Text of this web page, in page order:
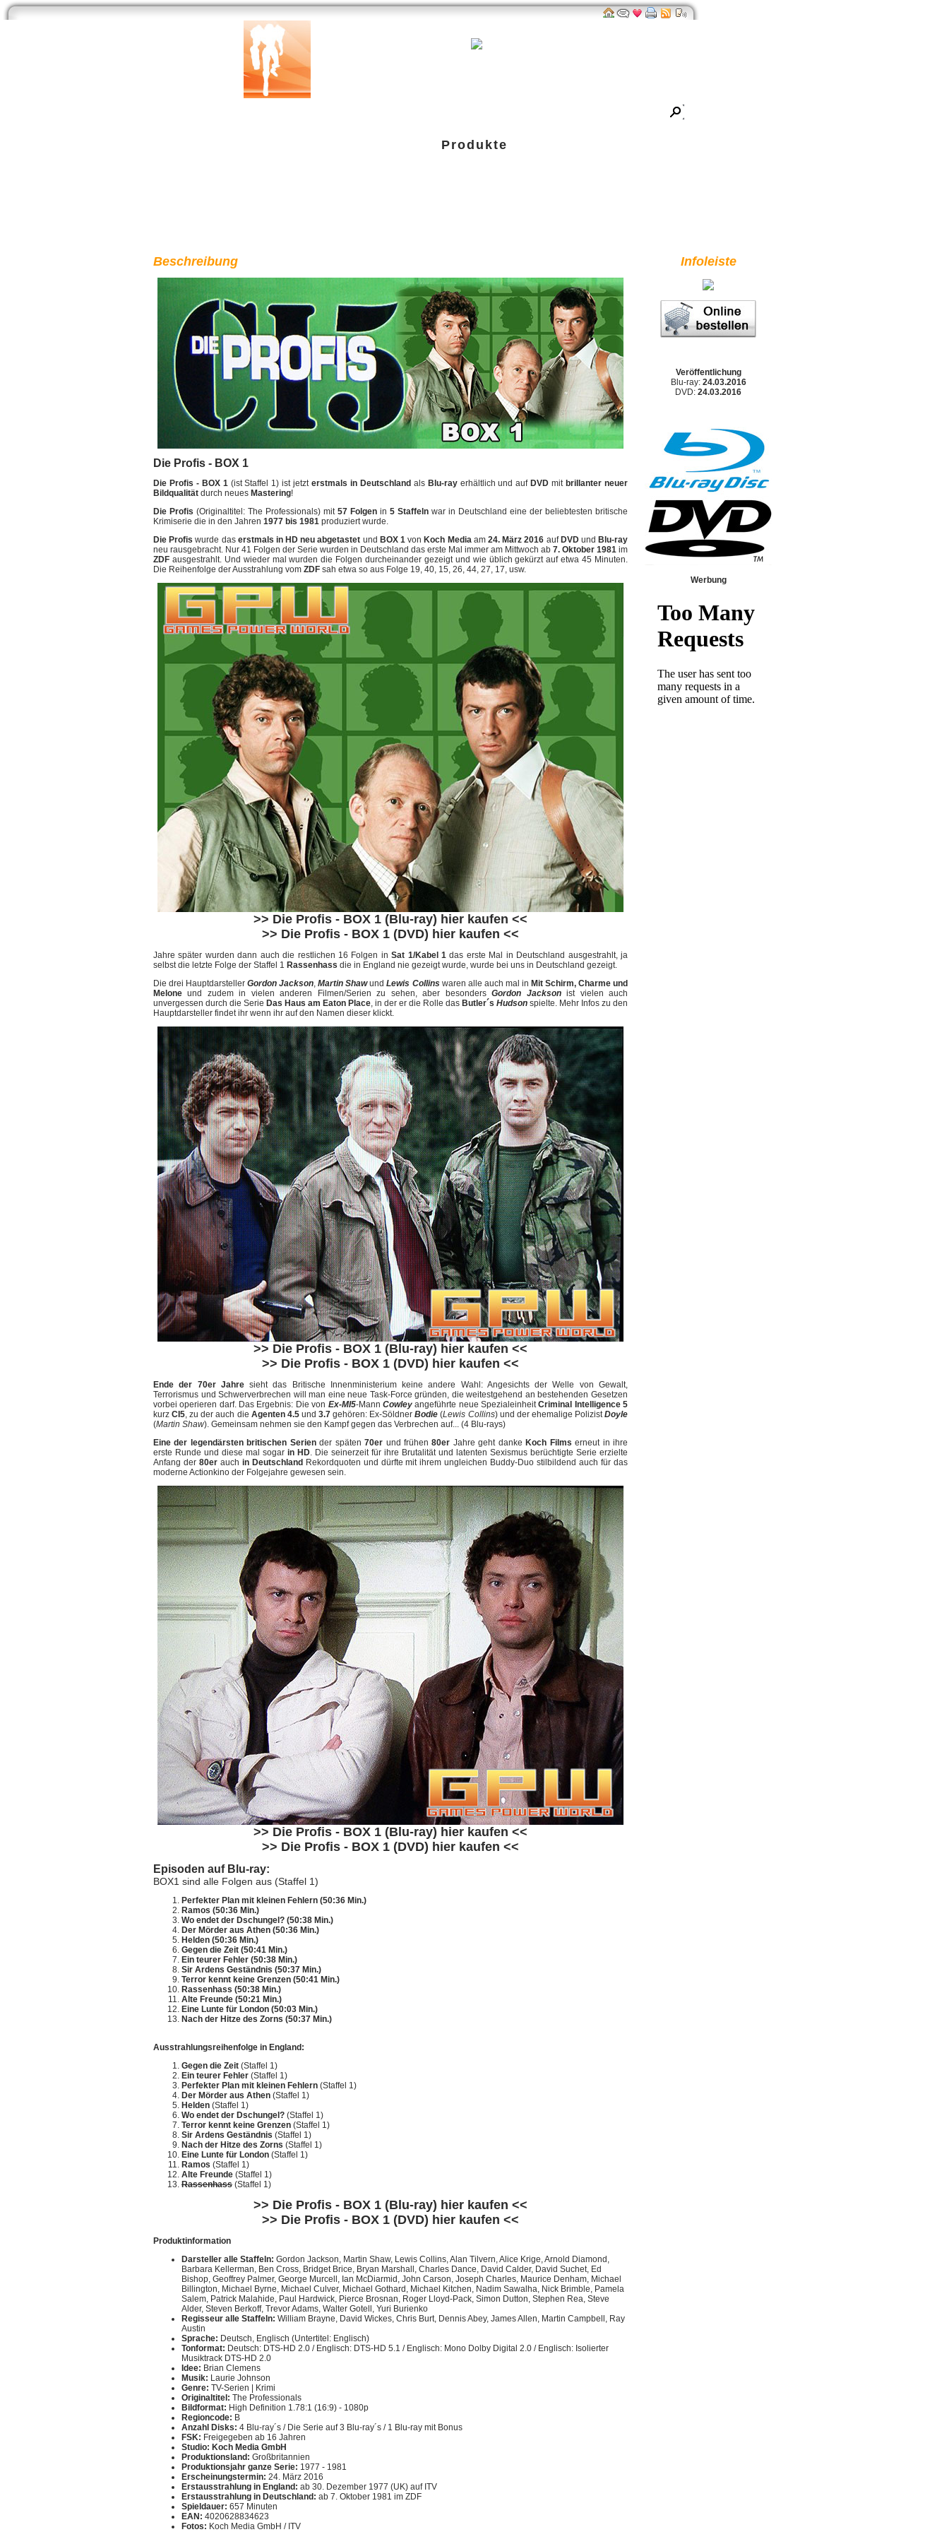
Produkte
Beschreibung
Die Profis - BOX 1
Die Profis - BOX 1(ist Staffel 1) ist jetzterstmals in Deutschlandals Blu-ray erhältlich und aufDVDmitbrillanter neuer
Bildqualität durch neues Mastering!
Die Profis (Originaltitel: The Professionals) mit 57 Folgen in 5 Staffeln war in Deutschland eine der beliebtesten britische
Krimiserie die in den Jahren 1977 bis 1981 produziert wurde.
Die Profis wurde das erstmals in HD neu abgetastet und BOX 1vonKoch Mediaam 24. März 2016 aufDVD undBlu-ray
neu rausgebracht. Nur 41 Folgen der Serie wurden in Deutschland das erste Mal immer am Mittwoch ab 7. Oktober 1981 im
ZDF ausgestrahlt. Und wieder mal wurden die Folgen durcheinander gezeigt und wie üblich gekürzt auf etwa 45 Minuten.
Die Reihenfolge der Ausstrahlung vom ZDF sah etwa so aus Folge 19, 40, 15, 26, 44, 27, 17, usw.
>> Die Profis - BOX 1 (Blu-ray) hier kaufen <<
>> Die Profis - BOX 1 (DVD) hier kaufen <<
Jahre später wurden dann auch die restlichen 16 Folgen inSat 1/Kabel 1 das erste Mal in Deutschland ausgestrahlt, ja
selbst die letzte Folge der Staffel 1 Rassenhass die in England nie gezeigt wurde, wurde bei uns in Deutschland gezeigt.
Die drei HauptdarstellerGordon Jackson,Martin ShawundLewis Collins waren alle auch mal in Mit Schirm, Charme und
Melone und zudem in vielen anderen Filmen/Serien zu sehen, aber besondersGordon Jacksonist vielen auch
unvergessen durch die Serie Das Haus am Eaton Place, in der er die Rolle das Butler´s Hudson spielte. Mehr Infos zu den
Hauptdarsteller findet ihr wenn ihr auf den Namen dieser klickt.
>> Die Profis - BOX 1 (Blu-ray) hier kaufen <<
>> Die Profis - BOX 1 (DVD) hier kaufen <<
Ende der 70er Jahresieht das Britische Innenministerium keine andere Wahl: Angesichts der Welle von Gewalt,
Terrorismus und Schwerverbrechen will man eine neue Task-Force gründen, die weitestgehend an bestehenden Gesetzen
vorbei operieren darf. Das Ergebnis: Die von Ex-MI5-Mann Cowleyangeführte neue SpezialeinheitCriminal Intelligence 5
kurzCI5, zu der auch die Agenten 4.5und 3.7gehören: Ex-SöldnerBodie(Lewis Collins) und der ehemalige PolizistDoyle
(Martin Shaw). Gemeinsam nehmen sie den Kampf gegen das Verbrechen auf... (4 Blu-rays)
Eine der legendärsten britischen Seriender späten70er und frühen 80er Jahre geht dankeKoch Films erneut in ihre
erste Runde und diese mal sogar in HD. Die seinerzeit für ihre Brutalität und latenten Sexismus berüchtigte Serie erzielte
Anfang der 80er auch in DeutschlandRekordquoten und dürfte mit ihrem ungleichen Buddy-Duo stilbildend auch für das
moderne Actionkino der Folgejahre gewesen sein.
>> Die Profis - BOX 1 (Blu-ray) hier kaufen <<
>> Die Profis - BOX 1 (DVD) hier kaufen <<
Episoden auf Blu-ray:
BOX1 sind alle Folgen aus (Staffel 1)
Perfekter Plan mit kleinen Fehlern (50:36 Min.)
Ramos (50:36 Min.)
Wo endet der Dschungel? (50:38 Min.)
Der Mörder aus Athen (50:36 Min.)
Helden (50:36 Min.)
Gegen die Zeit (50:41 Min.)
Ein teurer Fehler (50:38 Min.)
Sir Ardens Geständnis (50:37 Min.)
Terror kennt keine Grenzen (50:41 Min.)
Rassenhass (50:38 Min.)
Alte Freunde (50:21 Min.)
Eine Lunte für London (50:03 Min.)
Nach der Hitze des Zorns (50:37 Min.)
Ausstrahlungsreihenfolge in England:
Gegen die Zeit (Staffel 1)
Ein teurer Fehler (Staffel 1)
Perfekter Plan mit kleinen Fehlern (Staffel 1)
Der Mörder aus Athen (Staffel 1)
Helden (Staffel 1)
Wo endet der Dschungel? (Staffel 1)
Terror kennt keine Grenzen (Staffel 1)
Sir Ardens Geständnis (Staffel 1)
Nach der Hitze des Zorns (Staffel 1)
Eine Lunte für London (Staffel 1)
Ramos (Staffel 1)
Alte Freunde (Staffel 1)
Rassenhass (Staffel 1)
>> Die Profis - BOX 1 (Blu-ray) hier kaufen <<
>> Die Profis - BOX 1 (DVD) hier kaufen <<
Produktinformation
Darsteller alle Staffeln: Gordon Jackson, Martin Shaw, Lewis Collins, Alan Tilvern, Alice Krige, Arnold Diamond,
Barbara Kellerman, Ben Cross, Bridget Brice, Bryan Marshall, Charles Dance, David Calder, David Suchet, Ed
Bishop, Geoffrey Palmer, George Murcell, Ian McDiarmid, John Carson, Joseph Charles, Maurice Denham, Michael
Billington, Michael Byrne, Michael Culver, Michael Gothard, Michael Kitchen, Nadim Sawalha, Nick Brimble, Pamela
Salem, Patrick Malahide, Paul Hardwick, Pierce Brosnan, Roger Lloyd-Pack, Simon Dutton, Stephen Rea, Steve
Alder, Steven Berkoff, Trevor Adams, Walter Gotell, Yuri Burienko
Regisseur alle Staffeln: William Brayne, David Wickes, Chris Burt, Dennis Abey, James Allen, Martin Campbell, Ray
Austin
Sprache: Deutsch, Englisch (Untertitel: Englisch)
Tonformat: Deutsch: DTS-HD 2.0 / Englisch: DTS-HD 5.1 / Englisch: Mono Dolby Digital 2.0 / Englisch: Isolierter
Musiktrack DTS-HD 2.0
Idee: Brian Clemens
Musik: Laurie Johnson
Genre: TV-Serien | Krimi
Originaltitel: The Professionals
Bildformat: High Definition 1.78:1 (16:9) - 1080p
Regioncode: B
Anzahl Disks: 4 Blu-ray´s / Die Serie auf 3 Blu-ray´s / 1 Blu-ray mit Bonus
FSK: Freigegeben ab 16 Jahren
Studio: Koch Media GmbH
Produktionsland: Großbritannien
Produktionsjahr ganze Serie: 1977 - 1981
Erscheinungstermin: 24. März 2016
Erstausstrahlung in England: ab 30. Dezember 1977 (UK) auf ITV
Erstausstrahlung in Deutschland: ab 7. Oktober 1981 im ZDF
Spieldauer: 657 Minuten
EAN: 4020628834623
Fotos: Koch Media GmbH / ITV
Infoleiste
Veröffentlichung
Blu-ray: 24.03.2016
DVD: 24.03.2016
Werbung